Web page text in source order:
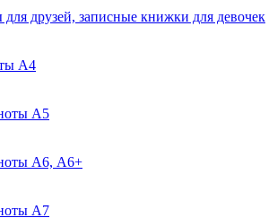
друзей, записные книжки для девочек
А4
А5
А6, А6+
А7